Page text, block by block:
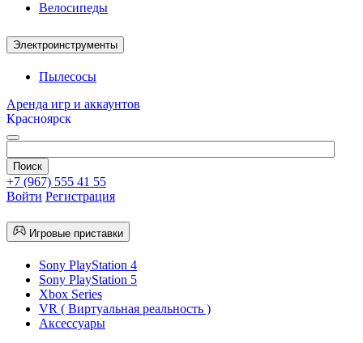
Велосипеды
Электроинструменты
Пылесосы
Аренда игр и аккаунтов
Красноярск
+7 (967) 555 41 55
Войти Регистрация
Игровые приставки
Sony PlayStation 4
Sony PlayStation 5
Xbox Series
VR ( Виртуальная реальность )
Аксессуары